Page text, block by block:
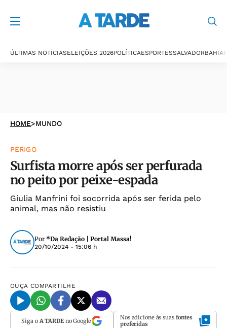
ÚLTIMAS NOTÍCIASELEIÇÕES 2026POLÍTICAESPORTESSALVADORBAHIA
HOME>MUNDO
PERIGO
Surfista morre após ser perfurada
no peito por peixe-espada
Giulia Manfrini foi socorrida após ser ferida pelo
animal, mas não resistiu
Por *Da Redação | Portal Massa!
20/10/2024 - 15:06 h
OUÇA COMPARTILHE
Siga o A TARDEno Google Nos adicione às suas fontes
preferidas